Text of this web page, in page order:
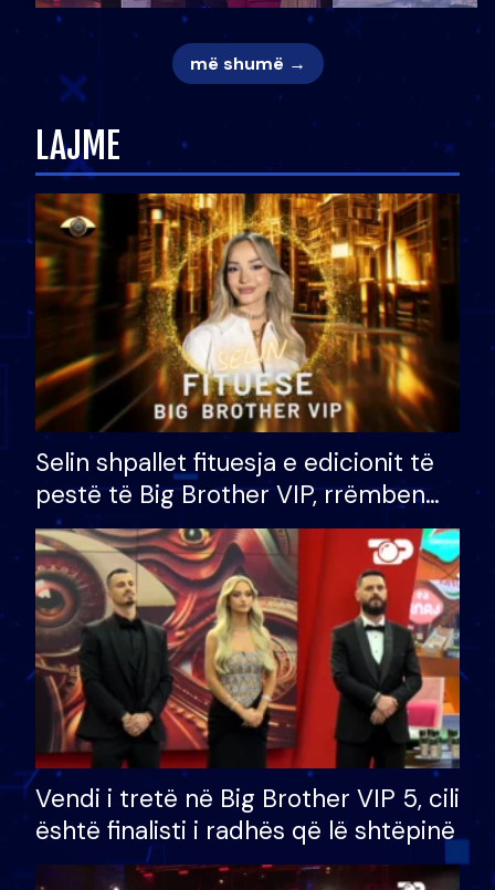
më shumë →
LAJME
Selin shpallet fituesja e edicionit të
pestë të Big Brother VIP, rrëmben
çmimin e madh prej 100 mijë eurosh
Vendi i tretë në Big Brother VIP 5, cili
është finalisti i radhës që lë shtëpinë